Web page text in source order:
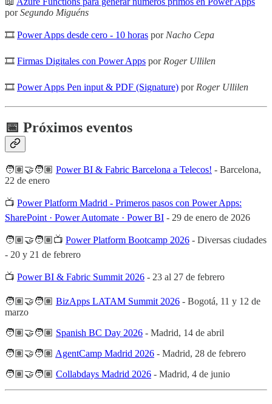
porSegundo Miguéns
🎞 Power Apps desde cero - 10 horas por Nacho Cepa
🎞 Firmas Digitales con Power Apps por Roger Ullilen
🎞 Power Apps Pen input & PDF (Signature) por Roger Ullilen
📅 Próximos eventos
🧑🏽‍🤝‍🧑🏽 Power BI & Fabric Barcelona a Telecos! - Barcelona,
22 de enero
📺 Power Platform Madrid - Primeros pasos con Power Apps:
SharePoint · Power Automate · Power BI - 29 de enero de 2026
🧑🏽‍🤝‍🧑🏽📺 Power Platform Bootcamp 2026 - Diversas ciudades
- 20 y 21 de febrero
📺 Power BI & Fabric Summit 2026 - 23 al 27 de febrero
🧑🏽‍🤝‍🧑🏽 BizApps LATAM Summit 2026 - Bogotá, 11 y 12 de
marzo
🧑🏽‍🤝‍🧑🏽 Spanish BC Day 2026 - Madrid, 14 de abril
🧑🏽‍🤝‍🧑🏽 AgentCamp Madrid 2026 - Madrid, 28 de febrero
🧑🏽‍🤝‍🧑🏽 Collabdays Madrid 2026 - Madrid, 4 de junio